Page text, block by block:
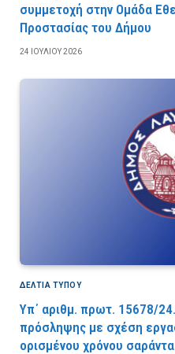
συμμετοχή στην Ομάδα
Προστασίας του Δήμου
24 ΙΟΥΛΊΟΥ 2026
ΔΕΛΤΙΑ ΤΥΠΟΥ
Υπ΄ αριθμ. πρωτ. 15678/
πρόσληψης με σχέση
ορισμένου χρόνου